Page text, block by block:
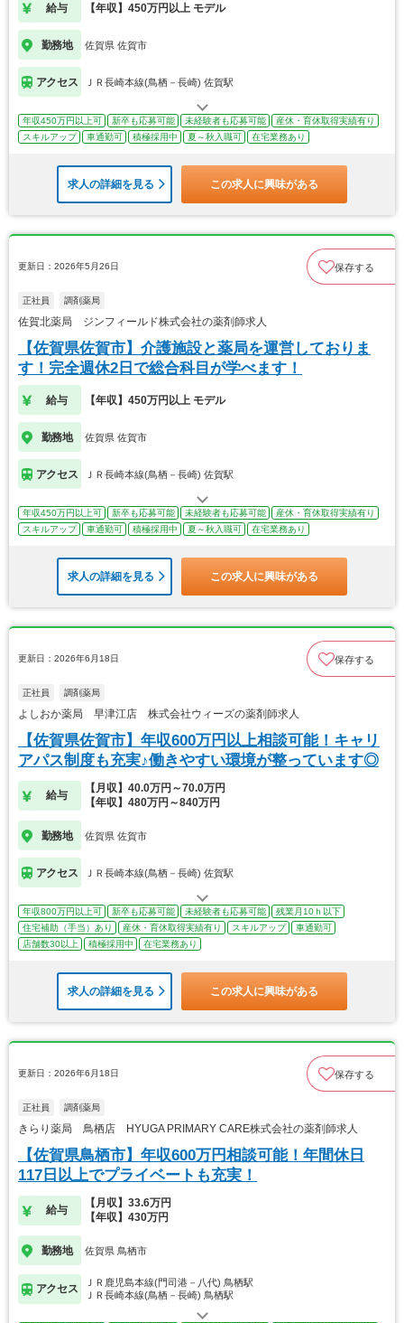
給与 【年収】450万円以上 モデル
勤務地 佐賀県 佐賀市
アクセス ＪＲ長崎本線(鳥栖－長崎) 佐賀駅
年収450万円以上可 新卒も応募可能 未経験者も応募可能
産休・育休取得実績有り
スキルアップ
車通勤可 積極採用中 夏～秋入職可 在宅業務あり
求人の詳細を見る この求人に興味がある
更新日：2026年5月26日 保存する
正社員 調剤薬局
佐賀北薬局 ジンフィールド株式会社の薬剤師求人
【佐賀県佐賀市】介護施設と薬局を運営しておりま
す！完全週休2日で総合科目が学べます！
給与 【年収】450万円以上 モデル
勤務地 佐賀県 佐賀市
アクセス ＪＲ長崎本線(鳥栖－長崎) 佐賀駅
年収450万円以上可 新卒も応募可能 未経験者も応募可能
産休・育休取得実績有り
スキルアップ
車通勤可 積極採用中 夏～秋入職可 在宅業務あり
求人の詳細を見る この求人に興味がある
更新日：2026年6月18日 保存する
正社員 調剤薬局
よしおか薬局 早津江店 株式会社ウィーズの薬剤師求人
【佐賀県佐賀市】年収600万円以上相談可能！キャリ
アパス制度も充実♪働きやすい環境が整っています◎
給与
【月収】40.0万円～70.0万円
【年収】480万円～840万円
勤務地 佐賀県 佐賀市
アクセス ＪＲ長崎本線(鳥栖－長崎) 佐賀駅
年収800万円以上可 新卒も応募可能 未経験者も応募可能
残業月10ｈ以下
住宅補助（手当）あり
産休・育休取得実績有り スキルアップ
車通勤可
店舗数30以上
積極採用中 在宅業務あり
求人の詳細を見る この求人に興味がある
更新日：2026年6月18日 保存する
正社員 調剤薬局
きらり薬局 鳥栖店 HYUGA PRIMARY CARE株式会社の薬剤師求人
【佐賀県鳥栖市】年収600万円相談可能！年間休日
117日以上でプライベートも充実！
給与
【月収】33.6万円
【年収】430万円
勤務地 佐賀県 鳥栖市
アクセス
ＪＲ鹿児島本線(門司港－八代) 鳥栖駅
ＪＲ長崎本線(鳥栖－長崎) 鳥栖駅